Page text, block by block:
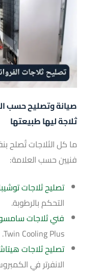
صيانة وتصليح حسب
ثلاجة ليها طبيعتها
ما كل الثلاجات
فنيين حسب العلامة:
تصليح ثلاجات
التحكم بالرطوبة.
فني ثلاجات
Twin Cooling Plus.
تصليح ثلاجات
الانفرتر في